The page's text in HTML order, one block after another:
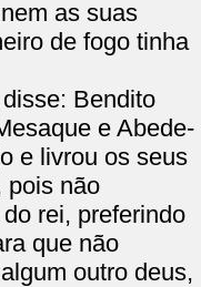
as suas
de fogo tinha
Bendito
e Abede-
e livrou os seus
pois não
rei, preferindo
que não
outro deus,